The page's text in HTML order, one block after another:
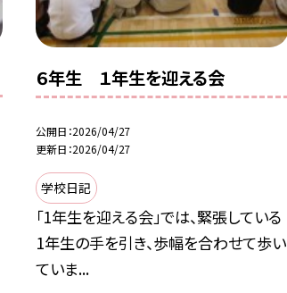
６年生 １年生を迎える会
公開日 2026/04/27
更新日 2026/04/27
学校日記
「1年生を迎える会」では、緊張している
1年生の手を引き、歩幅を合わせて歩い
ていま...